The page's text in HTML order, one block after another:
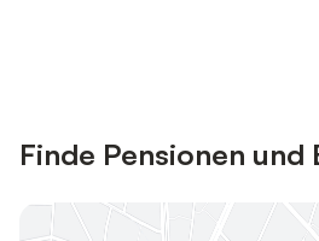
Finde Pensionen und